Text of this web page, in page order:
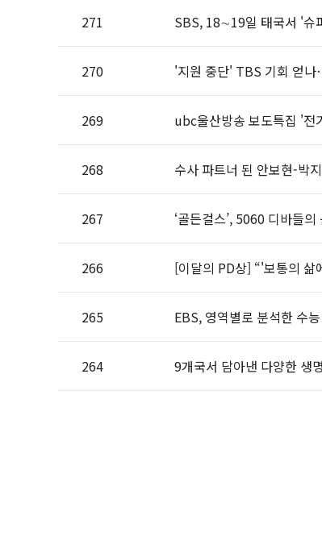
271 SBS, 18∼19일 태국서 '슈
270 '지원 중단' TBS 기회 얻
269 ubc울산방송 보도특집 '전
268 수사 파트너 된 안보현-박
267 ‘골든걸스’, 5060 디바들
266 [이달의 PD상] “'보통의
265 EBS, 영역별로 분석한 수
264 9개국서 담아낸 다양한